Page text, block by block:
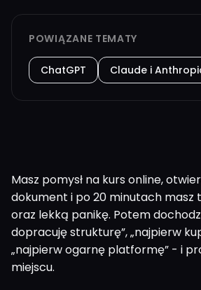
POWIĄZANE TEMATY
ChatGPT Claude i
Masz pomysł na kurs online,
dokument i po 20 minutach masz
oraz lekką panikę. Potem
dopracuję strukturę”, „najpierw
„najpierw ogarnę platformę” - i
miejscu.